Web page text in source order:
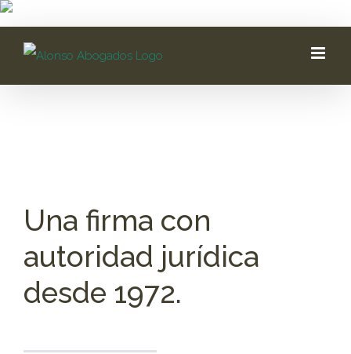
Saltar
Una firma con
autoridad jurídica
desde 1972.